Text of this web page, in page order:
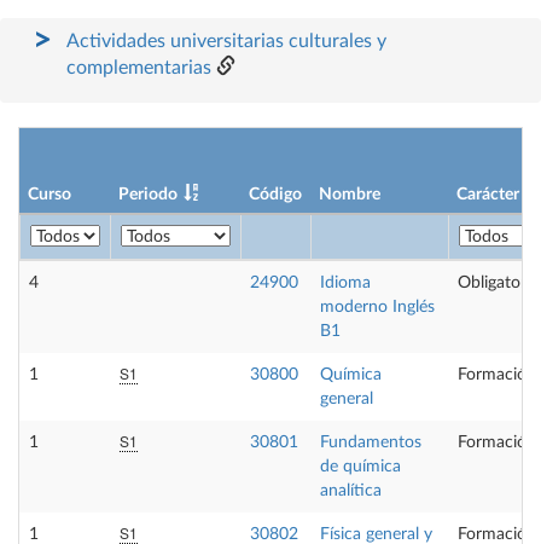
Actividades universitarias culturales y
complementarias
Curso Periodo Código Nombre Carácter
4 24900
Idioma
moderno Inglés
B1
Obligatoria
1 S1 30800
Química
general
Formación
1 S1 30801
Fundamentos
de química
analítica
Formación
1 S1 30802
Física general y
Formación